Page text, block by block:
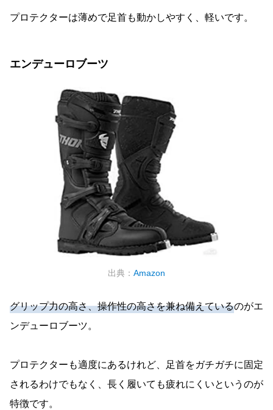
プロテクターは薄めで足首も動かしやすく、軽いです。
エンデューロブーツ
出典： Amazon
グリップ力の高さ、操作性の高さを兼ね備えているのがエ
ンデューロブーツ。
プロテクターも適度にあるけれど、足首をガチガチに固定
されるわけでもなく、長く履いても疲れにくいというのが
特徴です。